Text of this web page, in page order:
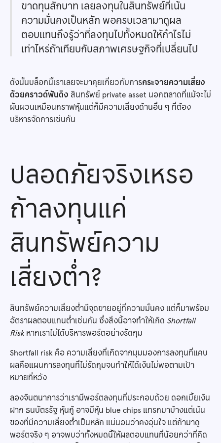
ขาดทุนสักบาท เลยลงทุนในสินทรัพย์ที่เน้น
ความมั่นคงเป็นหลัก พอครบเวลามาดูผล
ตอบแทนถึงรู้ว่าที่ลงทุนไปทั้งหมดให้กำไรไม่
เท่าไหร่ถ้าเทียบกับสภาพเศรษฐกิจที่เปลี่ยนไป
ดังนั้นบล็อกนี้เราเลยจะมาคุยเกี่ยวกับการกระจายความเสี่ยง
ด้วยคราวด์ฟันดิง สินทรัพย์ private asset นอกตลาดที่แม้จะไม่
ผันผวนเหมือนกราฟหุ้นแต่ก็มีความเสี่ยงด้านอื่น ๆ ที่ต้อง
บริหารจัดการเช่นกัน
ปลอดภัยจริงเหรอ
ถ้าลงทุนแค่
สินทรัพย์ความ
เสี่ยงต่ำ?
สินทรัพย์ความเสี่ยงต่ำมีจุดขายอยู่ที่ความมั่นคง แต่ก็มาพร้อม
อัตราผลตอบแทนต่ำเช่นกัน ซึ่งสิ่งนี้อาจทำให้เกิด Shortfall
Riskหากเราไม่ได้บริหารพอร์ตอย่างรัดกุม
Shortfall risk คือ ความเสี่ยงที่เกิดจากมุมมองการลงทุนที่แคบ
ผลคือแผนการลงทุนที่ไม่รัดกุมจนทำให้ได้เงินไม่พอตามเป้า
หมายที่หวัง
ลองจินตนาการว่าเรามีพอร์ตลงทุนที่ประกอบด้วย ดอกเบี้ยเงิน
ฝาก ธนบัตรรัฐ หุ้นกู้ อาจมีหุ้น blue chips แทรกมาบ้างแต่เน้น
ของที่มีความเสี่ยงต่ำเป็นหลัก แน่นอนว่าคงอุ่นใจ แต่ถ้ามาดู
พอร์ตจริง ๆ อาจพบว่าทั้งหมดนี้ให้ผลตอบแทนที่น้อยกว่าที่คิด